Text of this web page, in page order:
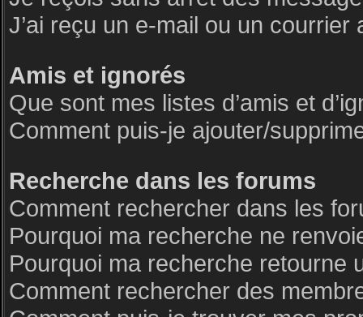
J’ai reçu un e-mail ou un courrier
Amis et ignorés
Que sont mes listes d’amis et
Comment puis-je ajouter/
Recherche dans les forums
Comment rechercher dans les
Pourquoi ma recherche ne
Pourquoi ma recherche retourne
Comment rechercher des